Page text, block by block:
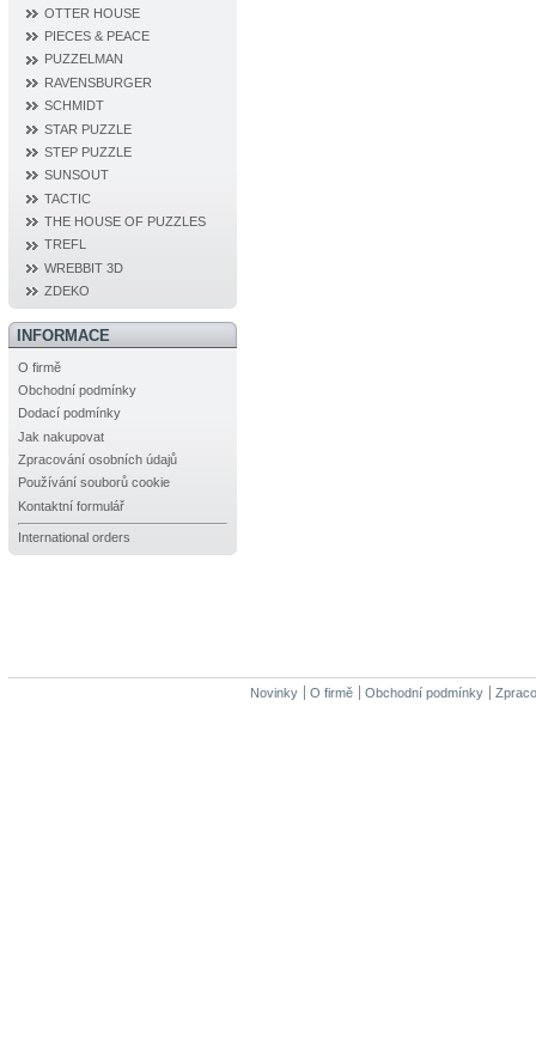
OTTER HOUSE
PIECES & PEACE
PUZZELMAN
RAVENSBURGER
SCHMIDT
STAR PUZZLE
STEP PUZZLE
SUNSOUT
TACTIC
THE HOUSE OF PUZZLES
TREFL
WREBBIT 3D
ZDEKO
INFORMACE
O firmě
Obchodní podmínky
Dodací podmínky
Jak nakupovat
Zpracování osobních údajů
Používání souborů cookie
Kontaktní formulář
International orders
Novinky O firmě Obchodní podmínky